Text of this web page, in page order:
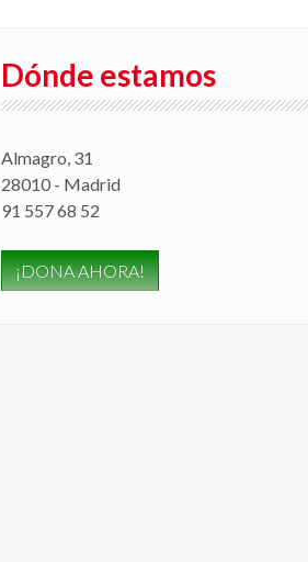
Dónde estamos
Almagro, 31
28010 - Madrid
91 557 68 52
¡DONA AHORA!